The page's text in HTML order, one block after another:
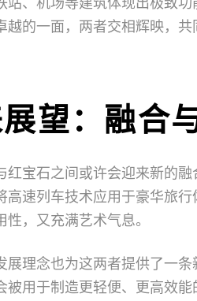
越的一面，两者交相辉映，共
望：融合
红宝石之间或许会迎来新的
高速列车技术应用于豪华旅
，又充满艺术气息。
展理念也为这两者提供了一
被用于制造更轻便、更高效